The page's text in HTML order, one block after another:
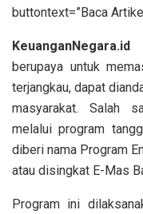
buttontext=”Baca
KeuanganNegara.id
berupaya untuk
terjangkau, dapat
masyarakat. Salah
melalui program
diberi nama Program
atau disingkat E-Mas
Program ini